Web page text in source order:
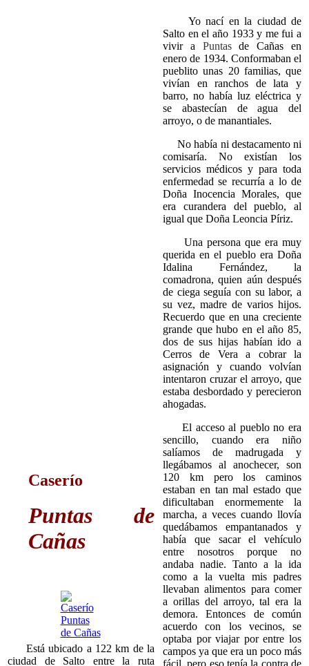
Caserío
Puntas de
Cañas
Está ubicado a 122 km de la
ciudad de Salto entre la ruta
Yo nací en la ciudad de
Salto en el año 1933 y me fui a
vivir a Puntasde Cañas en
enero de 1934. Conformaban el
pueblito unas 20 familias, que
vivían en ranchos de lata y
barro, no había luz eléctrica y
se abastecían de agua del
arroyo, o de manantiales.
No había ni destacamento ni
comisaría. No existían los
servicios médicos y para toda
enfermedad se recurría a lo de
Doña Inocencia Morales, que
era curandera del pueblo, al
igual que Doña Leoncia Píriz.
Una persona que era muy
querida en el pueblo era Doña
Idalina Fernández, la
comadrona, quien aún después
de ciega seguía con su labor, a
su vez, madre de varios hijos.
Recuerdo que en una creciente
grande que hubo en el año 85,
dos de sus hijas habían ido a
Cerros de Vera a cobrar la
asignación y cuando volvían
intentaron cruzar el arroyo, que
estaba desbordado y perecieron
ahogadas.
El acceso al pueblo no era
sencillo, cuando era niño
salíamos de madrugada y
llegábamos al anochecer, son
120 km pero los caminos
estaban en tan mal estado que
dificultaban enormemente la
marcha, a veces cuando llovía
quedábamos empantanados y
había que sacar el vehículo
entre nosotros porque no
andaba nadie. Tanto a la ida
como a la vuelta mis padres
llevaban alimentos para comer
a orillas del arroyo, tal era la
demora. Entonces de común
acuerdo con los vecinos, se
optaba por viajar por entre los
campos ya que era un poco más
fácil, pero eso tenía la contra de